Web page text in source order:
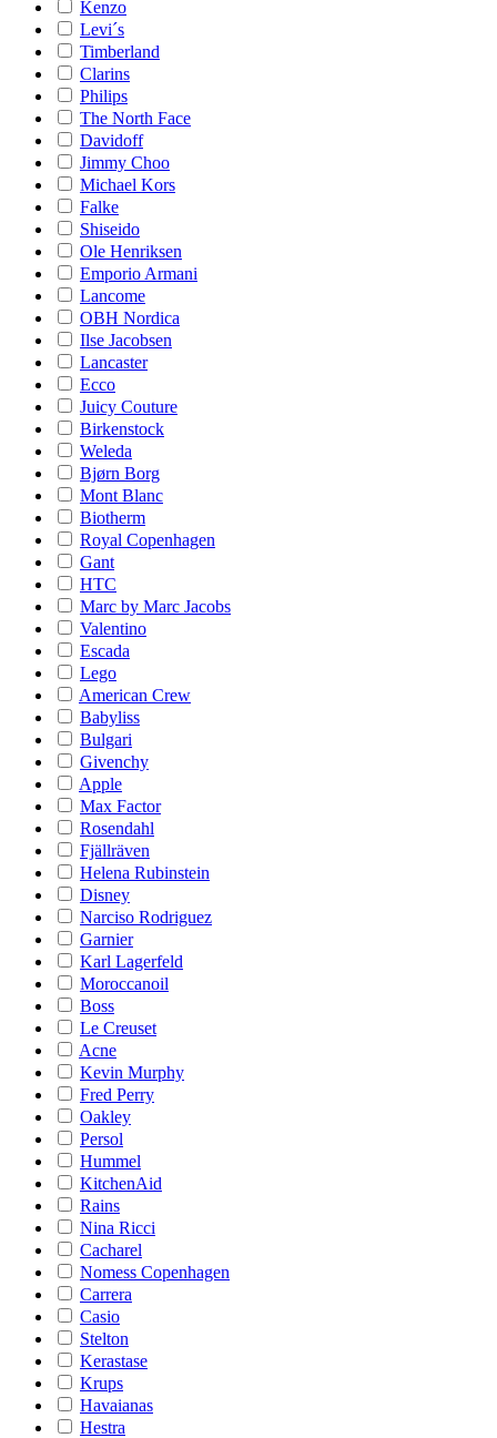
Kenzo
Levi´s
Timberland
Clarins
Philips
The North Face
Davidoff
Jimmy Choo
Michael Kors
Falke
Shiseido
Ole Henriksen
Emporio Armani
Lancome
OBH Nordica
Ilse Jacobsen
Lancaster
Ecco
Juicy Couture
Birkenstock
Weleda
Bjørn Borg
Mont Blanc
Biotherm
Royal Copenhagen
Gant
HTC
Marc by Marc Jacobs
Valentino
Escada
Lego
American Crew
Babyliss
Bulgari
Givenchy
Apple
Max Factor
Rosendahl
Fjällräven
Helena Rubinstein
Disney
Narciso Rodriguez
Garnier
Karl Lagerfeld
Moroccanoil
Boss
Le Creuset
Acne
Kevin Murphy
Fred Perry
Oakley
Persol
Hummel
KitchenAid
Rains
Nina Ricci
Cacharel
Nomess Copenhagen
Carrera
Casio
Stelton
Kerastase
Krups
Havaianas
Hestra